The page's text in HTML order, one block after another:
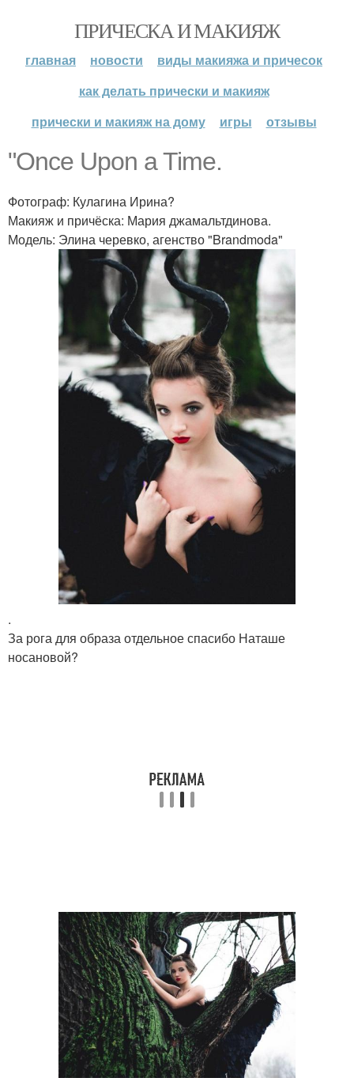
ПРИЧЕСКА И МАКИЯЖ
главная новости
виды макияжа и причесок
как делать прически и макияж
прически и макияж на дому
игры отзывы
"Once Upon a Time.
Фотограф: Кулагина Ирина?
Макияж и причёска: Мария джамальтдинова.
Модель: Элина черевко, агенство "Brandmoda"
.
За рога для образа отдельное спасибо Наташе
носановой?